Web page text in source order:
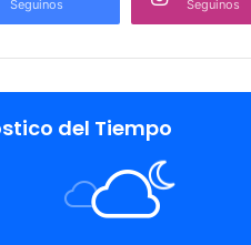
Seguinos Seguinos
del Tiempo